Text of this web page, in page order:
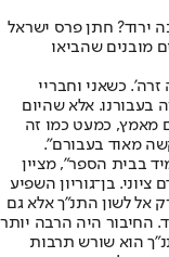
ירוד? חתן פרס ישראל
מובנים שהביאו
כשאני וחבריי
בעבורנו. אלא שהיום
מאמץ, כמעט כמו זה
מאוד בעבורם".
בבית הספר", מציין
בן־גוריון השפיע
אל לשון התנ"ך אלא גם
החיבור היה הרבה יותר
הוא שורש תרבות